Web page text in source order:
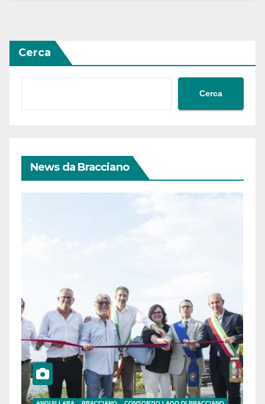
Cerca
Cerca
News da Bracciano